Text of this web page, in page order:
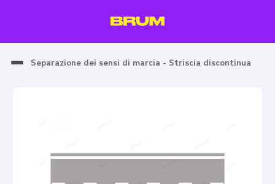
Separazione dei sensi di marcia - Striscia discontinua